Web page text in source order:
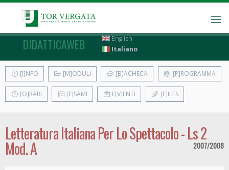
DIDATTICAWEB
English
Italiano
[I]NFO [M]ODULI [B]ACHECA [P]ROGRAMMA
[O]RARI [E]SAMI E[V]ENTI [F]ILES
Letteratura Italiana Per Lo Spettacolo - Ls 2
Mod. A 2007/2008